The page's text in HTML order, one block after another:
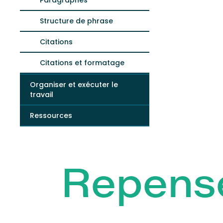
Structure de phrase
Citations
Citations et formatage
Organiser et exécuter le
travail
Ressources